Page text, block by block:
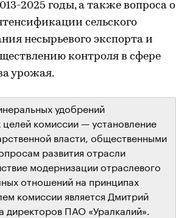
2025 годы, а также вопроса о
сельского
несырьевого экспорта и
контроля в сфере
урожая.
удобрений
комиссии — установление
власти, общественными
развития отрасли
модернизации отраслевого
отношений на принципах
комиссии является Дмитрий
ПАО «Уралкалий».